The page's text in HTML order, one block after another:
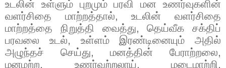
உடலின் உள்ளும் புறமும் பரவி மன உணர்வுகளின்
வளர்சிதை மாற்றத்தால்,உடலின் வளர்சிதை
மாற்றத்தை நிறுத்தி வைத்து,தெய்வீக சக்திப்
பரவலை உடல், உள்ளம் இரண்டினையும் அதில்
அழுந்தச் செய்து,மனத்தின் பேராற்றலை,
மனமற்ற, உணர்வற்றலாய், மடைமாற்றி,